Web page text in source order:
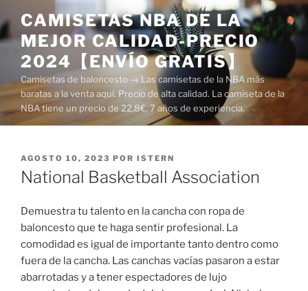
al
contenido
CAMISETAS NBA DE LA
MEJOR CALIDAD-PRECIO
2024【ENVÍO GRATIS】
Camisetas de baloncesto → Las camisetas de la NBA más
baratas a la venta aquí. Precio de alta calidad. La camiseta de la
NBA tiene un precio de 22,8€, 7 años de experiencia.
PUBLICADO
EL
AGOSTO 10, 2023 POR ISTERN
National Basketball Association
Demuestra tu talento en la cancha con ropa de
baloncesto que te haga sentir profesional. La
comodidad es igual de importante tanto dentro como
fuera de la cancha. Las canchas vacías pasaron a estar
abarrotadas y a tener espectadores de lujo